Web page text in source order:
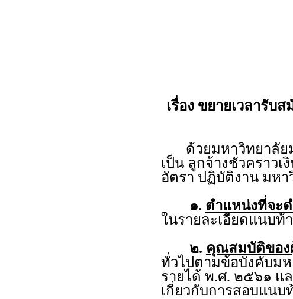
เรื่อง ขยายเวลารับ
ด้วยมหาวิทยาลัยม
เป็น ลูกจ้างชั่วคราว
อัตรา ปฏิบัติงาน มห
๑. ตำแหน่งที่จะ
ในรายละเอียดแนบท้
๒. คุณสมบัติขอ
ทั่วไปตามข้อบังคับม
รายได้ พ.ศ. ๒๕๖๑ แ
เกี่ยวกับการสอบแนบ